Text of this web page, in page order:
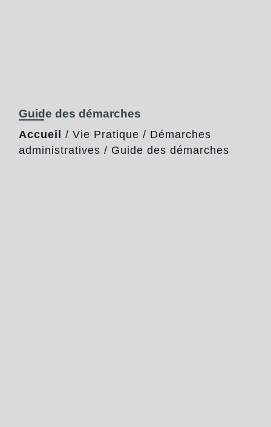
Guide des démarches
Accueil / Vie Pratique / Démarches
administratives / Guide des démarches